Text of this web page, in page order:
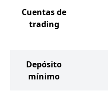
Cuentas de
trading
Depósito
mínimo